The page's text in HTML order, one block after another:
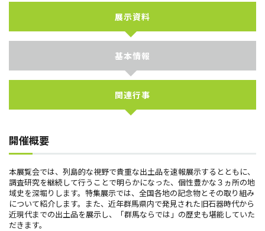
展示資料
基本情報
関連行事
開催概要
本展覧会では、列島的な視野で貴重な出土品を速報展示するとともに、
調査研究を継続して行うことで明らかになった、個性豊かな３ヵ所の地
域史を深堀りします。特集展示では、全国各地の記念物とその取り組み
について紹介します。また、近年群馬県内で発見された旧石器時代から
近現代までの出土品を展示し、「群馬ならでは」の歴史も堪能していた
だきます。